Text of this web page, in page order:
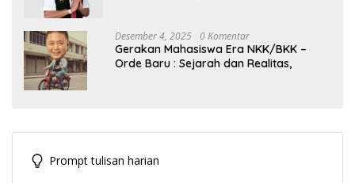
Desember 4, 2025 0 Komentar
Gerakan Mahasiswa Era NKK/BKK –
Orde Baru : Sejarah dan Realitas,
Prompt tulisan harian